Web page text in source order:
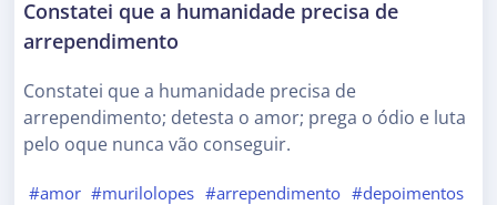
Constatei que a humanidade precisa de
arrependimento
Constatei que a humanidade precisa de
arrependimento; detesta o amor; prega o ódio e luta
pelo oque nunca vão conseguir.
#amor #murilolopes #arrependimento #depoimentos